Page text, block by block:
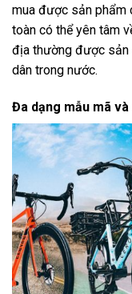
mua được sản phẩm
toàn có thể yên tâm
địa thường được sản
dân trong nước.
Đa dạng mẫu mã